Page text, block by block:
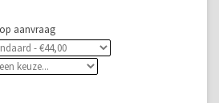
aanvraag